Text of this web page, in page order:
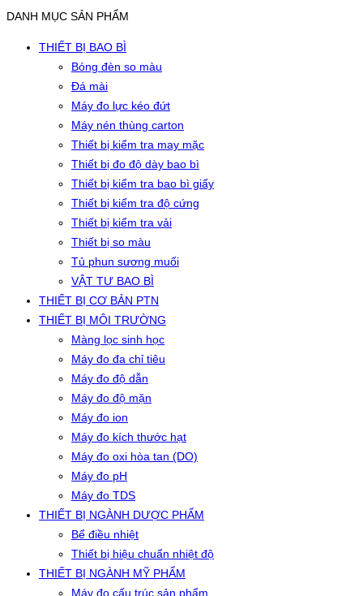
DANH MỤC SẢN PHẨM
THIẾT BỊ BAO BÌ
Bóng đèn so màu
Đá mài
Máy đo lực kéo đứt
Máy nén thùng carton
Thiết bị kiểm tra may mặc
Thiết bị đo độ dày bao bì
Thiết bị kiểm tra bao bì giấy
Thiết bị kiểm tra độ cứng
Thiết bị kiểm tra vải
Thiết bị so màu
Tủ phun sương muối
VẬT TƯ BAO BÌ
THIẾT BỊ CƠ BẢN PTN
THIẾT BỊ MÔI TRƯỜNG
Màng lọc sinh học
Máy đo đa chỉ tiêu
Máy đo độ dẫn
Máy đo độ mặn
Máy đo ion
Máy đo kích thước hạt
Máy đo oxi hòa tan (DO)
Máy đo pH
Máy đo TDS
THIẾT BỊ NGÀNH DƯỢC PHẨM
Bể điều nhiệt
Thiết bị hiệu chuẩn nhiệt độ
THIẾT BỊ NGÀNH MỸ PHẨM
Máy đo cấu trúc sản phẩm